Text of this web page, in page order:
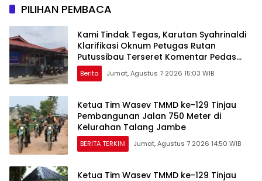
PILIHAN PEMBACA
Kami Tindak Tegas, Karutan Syahrinaldi
Klarifikasi Oknum Petugas Rutan
Putussibau Terseret Komentar Pedas
Kasus Pasien BPJS
Berita Jumat, Agustus 7 2026 15:03 WIB
Ketua Tim Wasev TMMD ke-129 Tinjau
Pembangunan Jalan 750 Meter di
Kelurahan Talang Jambe
BERITA TERKINI Jumat, Agustus 7 2026 14:50 WIB
Ketua Tim Wasev TMMD ke-129 Tinjau